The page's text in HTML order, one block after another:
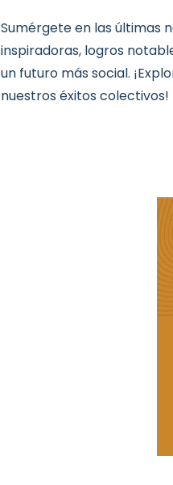
Sumérgete en las últimas
inspiradoras, logros
un futuro más social.
nuestros éxitos colectivos!